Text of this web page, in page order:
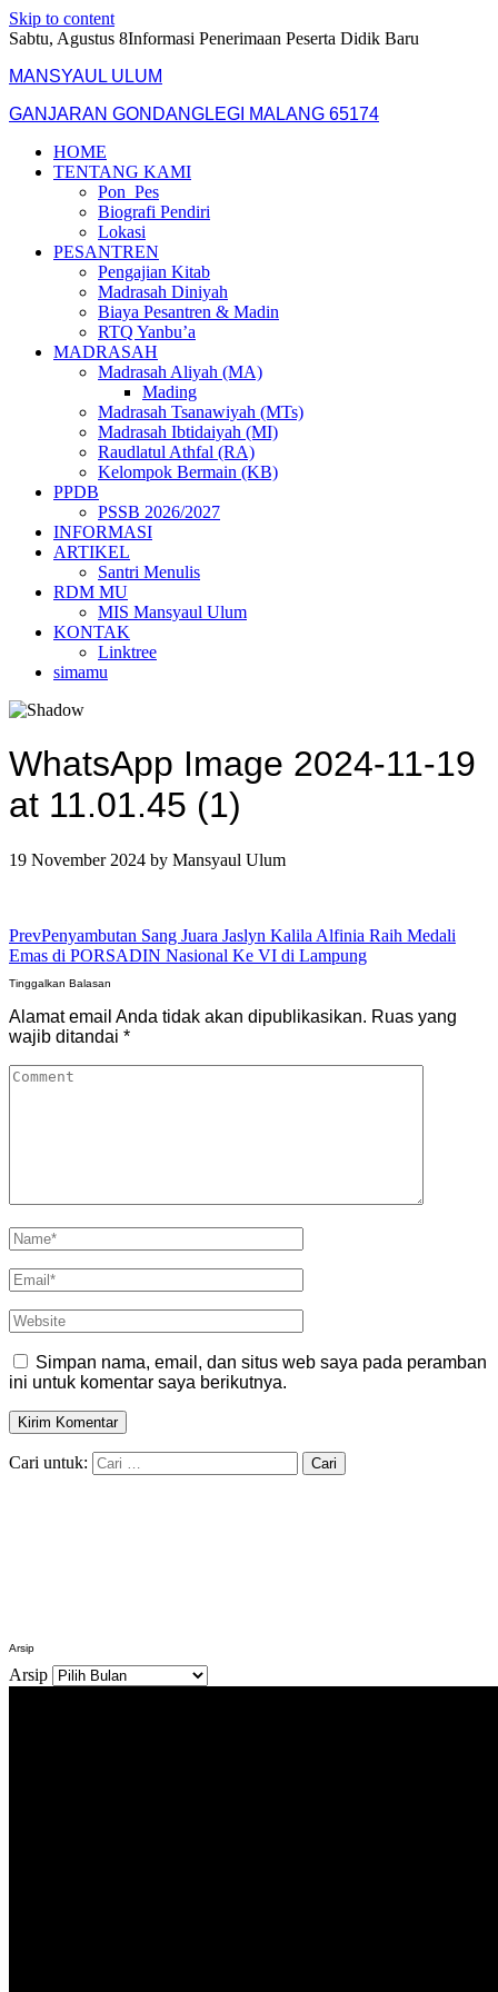
Skip to content
Sabtu, Agustus 8Informasi Penerimaan Peserta Didik Baru
MANSYAUL ULUM
GANJARAN GONDANGLEGI MALANG 65174
HOME
TENTANG KAMI
Pon_Pes
Biografi Pendiri
Lokasi
PESANTREN
Pengajian Kitab
Madrasah Diniyah
Biaya Pesantren & Madin
RTQ Yanbu’a
MADRASAH
Madrasah Aliyah (MA)
Mading
Madrasah Tsanawiyah (MTs)
Madrasah Ibtidaiyah (MI)
Raudlatul Athfal (RA)
Kelompok Bermain (KB)
PPDB
PSSB 2026/2027
INFORMASI
ARTIKEL
Santri Menulis
RDM MU
MIS Mansyaul Ulum
KONTAK
Linktree
simamu
WhatsApp Image 2024-11-19
at 11.01.45 (1)
19 November 2024 by Mansyaul Ulum
PrevPenyambutan Sang Juara Jaslyn Kalila Alfinia Raih Medali
Emas di PORSADIN Nasional Ke VI di Lampung
Tinggalkan Balasan
Alamat email Anda tidak akan dipublikasikan. Ruas yang
wajib ditandai *
Simpan nama, email, dan situs web saya pada peramban
ini untuk komentar saya berikutnya.
Cari untuk:
Arsip
Arsip